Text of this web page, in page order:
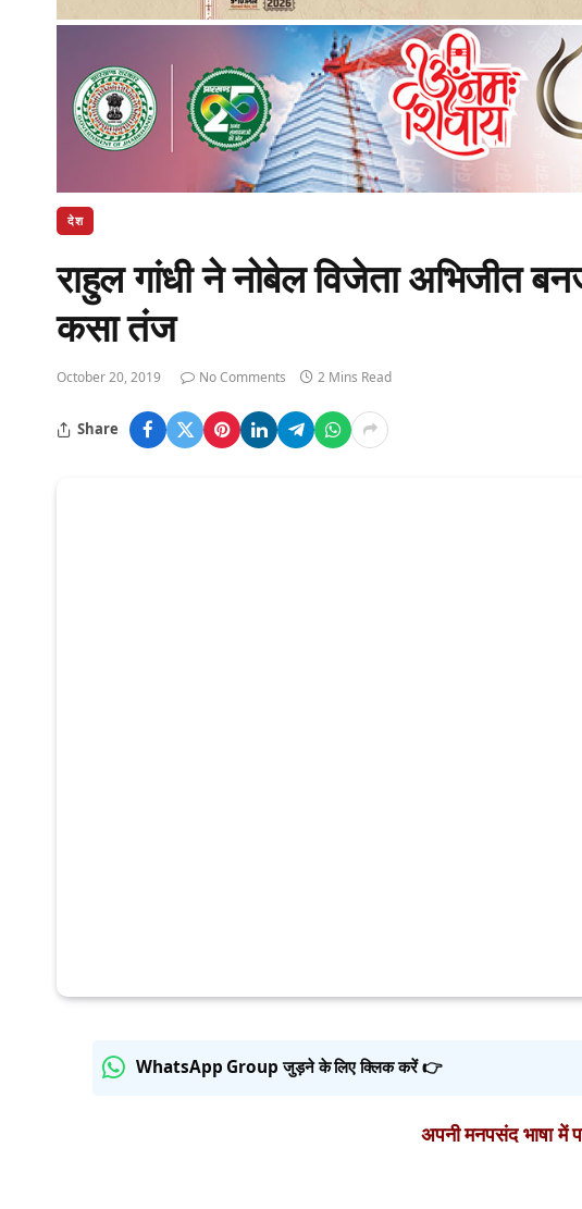
देश
राहुल गांधी ने नोबेल विजेता अभिजीत
कसा तंज
October 20, 2019 No Comments 2 Mins Read
Share
WhatsApp Group जुड़ने के लिए क्लिक करें 👉
अपनी मनपसंद भाषा में